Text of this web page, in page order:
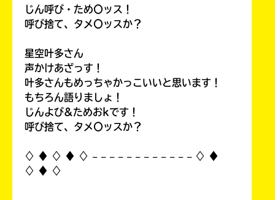
じん呼び・ため〇ッス！
呼び捨て、タメ〇ッスか？
星空叶多さん
声かけあざっす！
叶多さんもめっちゃかっこいいと思います！
もちろん語りましょ！
じんよび&ためおkです！
呼び捨て、タメ〇ッスか？
♢ ♦︎ ♢ ♦︎ ♢ 𓐄 𓐄 𓐄 𓐄 𓐄 𓐄 𓐄 𓐄 𓐄 𓐄 𓐄 𓐄 ♢ ♦︎
♢ ♦︎ ♢